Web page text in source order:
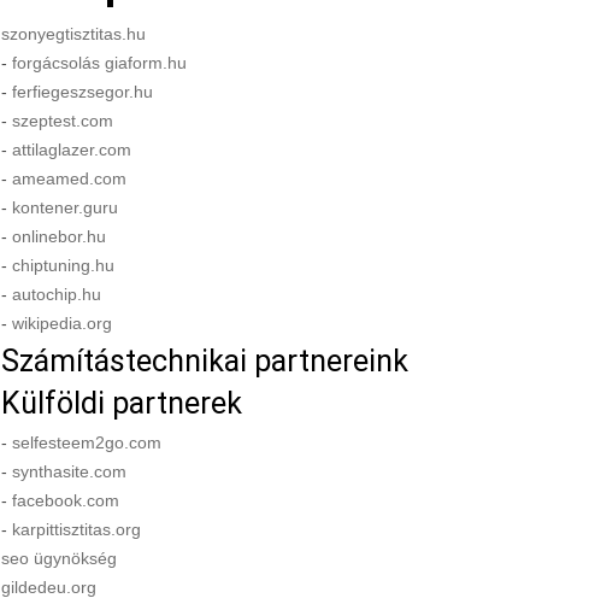
szonyegtisztitas.hu
- forgácsolás giaform.hu
- ferfiegeszsegor.hu
- szeptest.com
- attilaglazer.com
- ameamed.com
- kontener.guru
- onlinebor.hu
- chiptuning.hu
- autochip.hu
- wikipedia.org
Számítástechnikai partnereink
Külföldi partnerek
- selfesteem2go.com
- synthasite.com
- facebook.com
- karpittisztitas.org
seo ügynökség
gildedeu.org